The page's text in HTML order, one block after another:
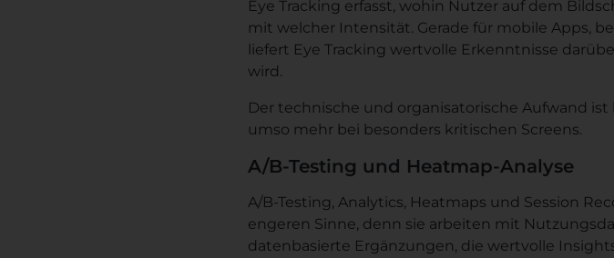
Eye Tracking erfasst, wohin Nutzer auf dem
mit welcher Intensität. Gerade für mobile Apps,
liefert Eye Tracking wertvolle Erkenntnisse
wird.
Der technische und organisatorische Aufwand
umso mehr bei besonders kritischen Screens.
A/B-Testing und Heatmap-Analyse
A/B-Testing, Analytics, Heatmaps und Session
engeren Sinne, denn sie arbeiten mit
datenbasierte Ergänzungen, die wertvolle